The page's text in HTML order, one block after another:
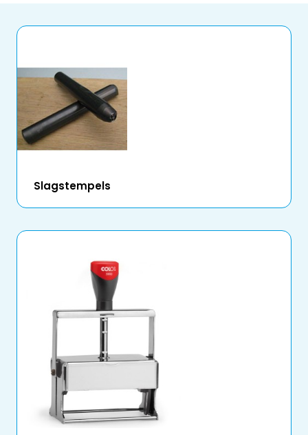
Slagstempels